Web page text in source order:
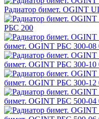
Радиатор бимет. OGINT
РБС 200
бимет. OGINT РБС 300-08
бимет. OGINT РБС 300-10
бимет. OGINT РБС 300-12
бимет. OGINT РБС 500-04